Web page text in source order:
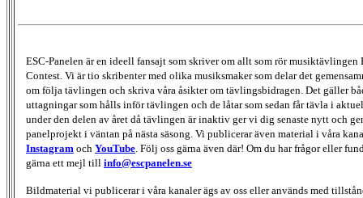
ESC-Panelen är en ideell fansajt som skriver om allt som rör musiktävlingen
Contest. Vi är tio skribenter med olika musiksmaker som delar det
om följa tävlingen och skriva våra åsikter om tävlingsbidragen. Det gäller
uttagningar som hålls inför tävlingen och de låtar som sedan får tävla i
under den delen av året då tävlingen är inaktiv ger vi dig senaste nytt och
panelprojekt i väntan på nästa säsong. Vi publicerar även material i våra
Instagram och YouTube. Följ oss gärna även där! Om du har frågor eller
gärna ett mejl till info@escpanelen.se
Bildmaterial vi publicerar i våra kanaler ägs av oss eller används med